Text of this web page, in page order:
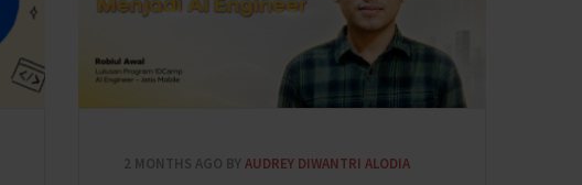
2 MONTHS AGO BY AUDREY DIWANTRI ALODIA